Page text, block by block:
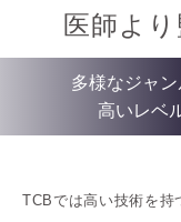
医師よ
多様なジャ
高いレベ
TCBでは高い技術を持